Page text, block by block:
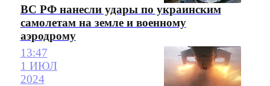
ВС РФ нанесли удары по украинским
самолетам на земле и военному
аэродрому
13:47
1 ИЮЛ
2024